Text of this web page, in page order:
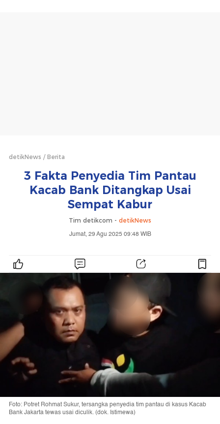
detikNews Berita
3 Fakta Penyedia Tim Pantau
Kacab Bank Ditangkap Usai
Sempat Kabur
Tim detikcom - detikNews
Jumat, 29 Agu 2025 09:48 WIB
Foto: Potret Rohmat Sukur, tersangka penyedia tim pantau di kasus Kacab
Bank Jakarta tewas usai diculik. (dok. Istimewa)